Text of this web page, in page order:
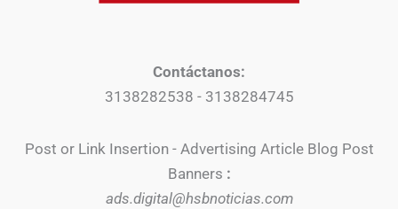
Contáctanos:
3138282538 - 3138284745
Post or Link Insertion - Advertising Article Blog Post
Banners :
ads.digital@hsbnoticias.com